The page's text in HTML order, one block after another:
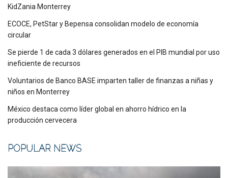
KidZania Monterrey
ECOCE, PetStar y Bepensa consolidan modelo de economía
circular
Se pierde 1 de cada 3 dólares generados en el PIB mundial por uso
ineficiente de recursos
Voluntarios de Banco BASE imparten taller de finanzas a niñas y
niños en Monterrey
México destaca como líder global en ahorro hídrico en la
producción cervecera
POPULAR NEWS